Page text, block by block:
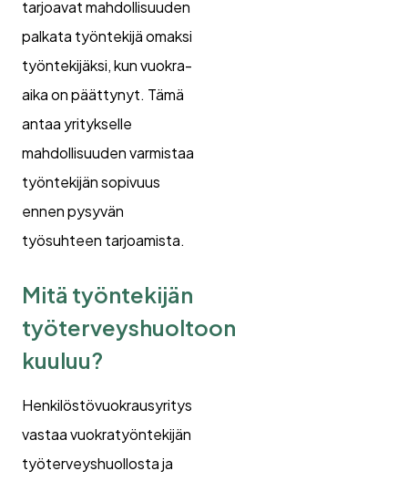
tarjoavat mahdollisuuden
palkata työntekijä omaksi
työntekijäksi, kun vuokra-
aika on päättynyt. Tämä
antaa yritykselle
mahdollisuuden varmistaa
työntekijän sopivuus
ennen pysyvän
työsuhteen tarjoamista.
Mitä työntekijän
työterveyshuoltoon
kuuluu?
Henkilöstövuokrausyritys
vastaa vuokratyöntekijän
työterveyshuollosta ja